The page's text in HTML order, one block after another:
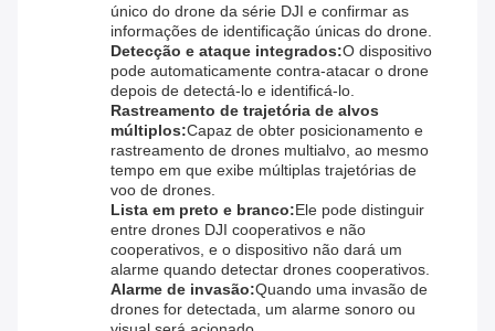
único do drone da série DJI e confirmar as
informações de identificação únicas do drone.
Detecção e ataque integrados:O dispositivo
pode automaticamente contra-atacar o drone
depois de detectá-lo e identificá-lo.
Rastreamento de trajetória de alvos
múltiplos:Capaz de obter posicionamento e
rastreamento de drones multialvo, ao mesmo
tempo em que exibe múltiplas trajetórias de
voo de drones.
Lista em preto e branco:Ele pode distinguir
entre drones DJI cooperativos e não
cooperativos, e o dispositivo não dará um
alarme quando detectar drones cooperativos.
Alarme de invasão:Quando uma invasão de
drones for detectada, um alarme sonoro ou